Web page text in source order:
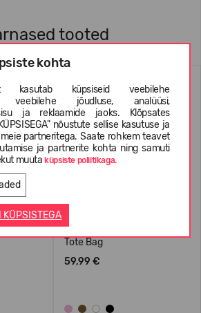
kohta
kasutab küpsiseid veebilehe
veebilehe jõudluse, analüüsi,
ja reklaamide jaoks. Klõpsates
nõustute sellise kasutuse ja
partneritega. Saate rohkem teavet
ja partnerite kohta ning samuti
muutaküpsiste poliitikaga.
KÜPSISTEGA
tooted
Tote
Crocs™ Classic Medium
Tote Bag
59,99 €